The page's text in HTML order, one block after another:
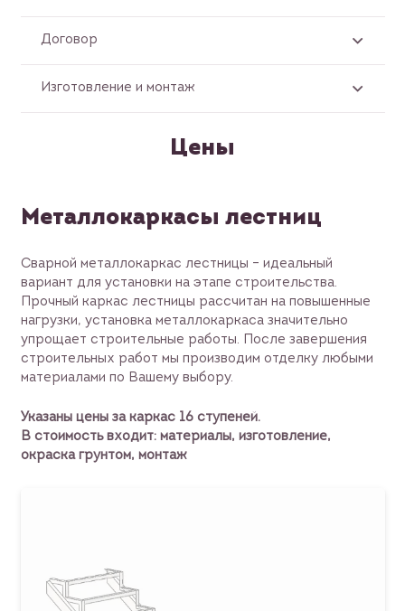
Договор
Изготовление и монтаж
Цены
Металлокаркасы лестниц
Сварной металлокаркас лестницы – идеальный
вариант для установки на этапе строительства.
Прочный каркас лестницы рассчитан на повышенные
нагрузки, установка металлокаркаса значительно
упрощает строительные работы. После завершения
строительных работ мы производим отделку любыми
материалами по Вашему выбору.
Указаны цены за каркас 16 ступеней.
В стоимость входит: материалы, изготовление,
окраска грунтом, монтаж